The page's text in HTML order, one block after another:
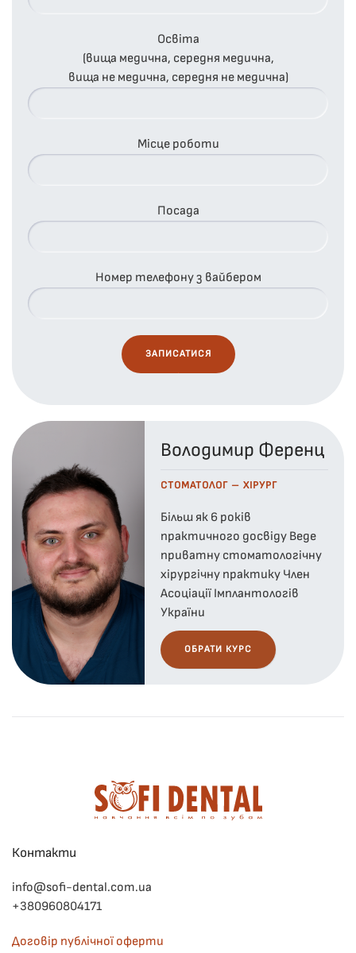
Освіта
(вища медична, середня медична,
вища не медична, середня не медична)
Місце роботи
Посада
Номер телефону з вайбером
Володимир Ференц
СТОМАТОЛОГ – ХІРУРГ
Більш як 6 років
практичного досвіду Веде
приватну стоматологічну
хірургічну практику Член
Асоціації Імплантологів
України
ОБРАТИ КУРС
Контакти
info@sofi-dental.com.ua
+380960804171
Договір публічної оферти